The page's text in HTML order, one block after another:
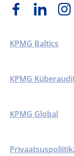
KPMG Baltics
KPMG
KPMG Global